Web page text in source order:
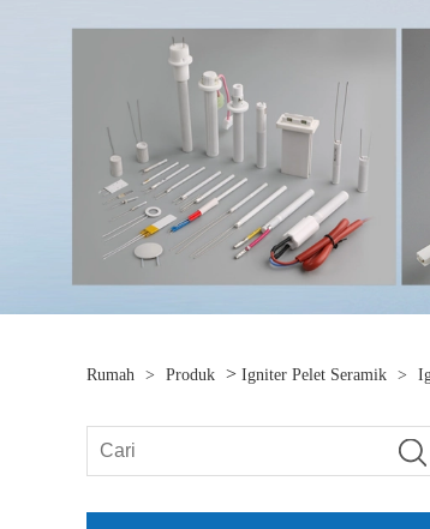
Rumah > Produk > Igniter Pelet Seramik >